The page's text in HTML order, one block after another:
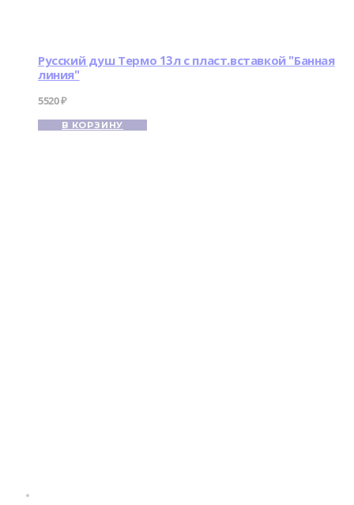
Русский душ Термо 13л с пласт.вставкой "Банная
линия"
5520₽
В КОРЗИНУ